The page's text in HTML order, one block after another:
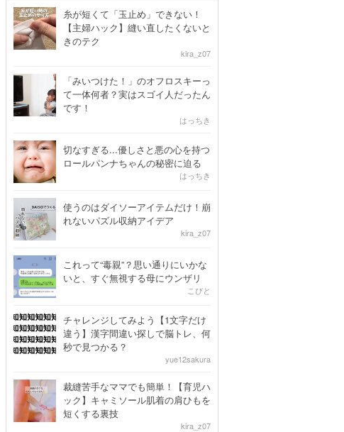
糸が短くて「玉止め」できない！
【主婦ハック】縫い直したくないと
きのテク
kira_z07
「みいつけた！」のオフロスキーっ
て一体何者？実はスゴイ人だったん
です！
はっちき
切なすぎる...優しさと悪の心を持つ
ロールパンナちゃんの秘密に迫る
はっちき
使うのはダイソーアイテムだけ！崩
れないパズル収納アイデア
kira_z07
これって“毒親”？思い通りにいかな
いと、すぐ無視する母にウンザリ
こびと
チャレンジしてみよう【1文字だけ
違う】漢字間違い探しで脳トレ、何
秒で見つかる？
yue12sakura
裁縫苦手なママでも簡単！【育児ハ
ック】キャミソール肌着の肩ひもを
短くする裏技
kira_z07